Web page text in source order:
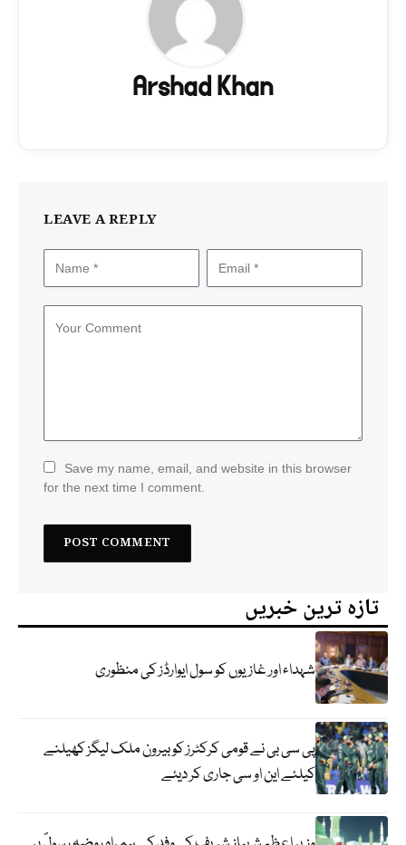
Arshad Khan
LEAVE A REPLY
Save my name, email, and website in this browser
for the next time I comment.
تازہ ترین خبریں
شہداء اور غازیوں کو سول ایوارڈز کی منظوری
پی سی بی نے قومی کرکٹرز کو بیرون ملک لیگز کھیلنے
کیلئے این او سی جاری کر دیئے